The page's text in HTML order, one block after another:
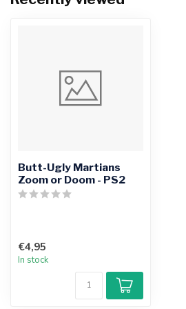
Butt-Ugly Martians
Zoom or Doom - PS2
€4,95
In stock